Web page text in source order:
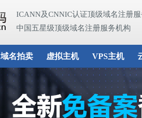
ICANN及CNNIC认证顶级域名注册
中国五星级顶级域名注册服务机构
域名拍卖 虚拟主机 VPS主机